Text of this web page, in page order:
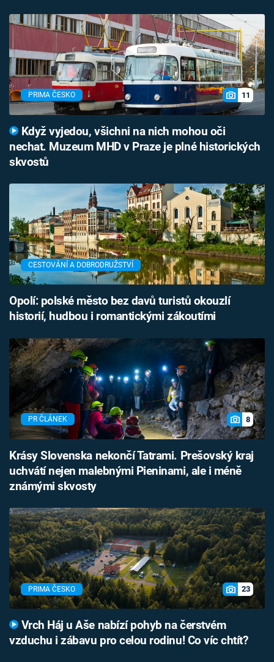
PRIMA ČESKO 11
Když vyjedou, všichni na nich mohou oči
nechat. Muzeum MHD v Praze je plné historických
skvostů
CESTOVÁNÍ A DOBRODRUŽSTVÍ
Opolí: polské město bez davů turistů okouzlí
historií, hudbou i romantickými zákoutími
PR ČLÁNEK 8
Krásy Slovenska nekončí Tatrami. Prešovský kraj
uchvátí nejen malebnými Pieninami, ale i méně
známými skvosty
PRIMA ČESKO 23
Vrch Háj u Aše nabízí pohyb na čerstvém
vzduchu i zábavu pro celou rodinu! Co víc chtít?